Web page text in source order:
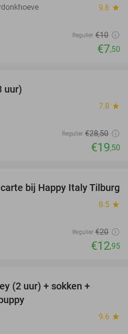
9.6 star
Regulier €10
€7,50
uur)
7.8 star
Regulier €28,50
€19,50
35%
bij Happy Italy Tilburg
8.5 star
Regulier €20
€12,95
(2 uur) + sokken +
9.6 star